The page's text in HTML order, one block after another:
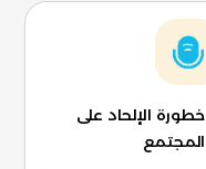
خطورة الإلحاد على
المجتمع